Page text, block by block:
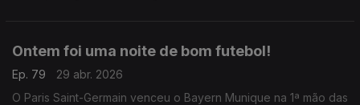
Ontem foi uma noite de bom futebol!
Ep. 79
29 abr. 2026
O Paris Saint-Germain venceu o Bayern Munique na 1ª mão das